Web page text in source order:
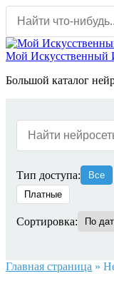
Перейти
содержанию
Мой Искусственный
Большой каталог
Тип доступа: Все
Платные
Сортировка:
Главная страница »